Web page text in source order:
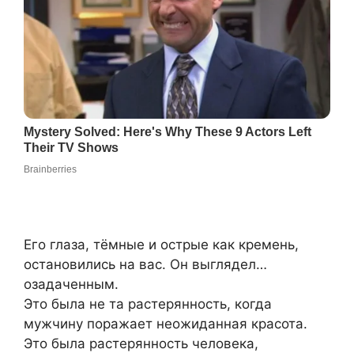
Его глаза, тёмные и острые как кремень,
остановились на вас. Он выглядел…
озадаченным.
Это была не та растерянность, когда
мужчину поражает неожиданная красота.
Это была растерянность человека,